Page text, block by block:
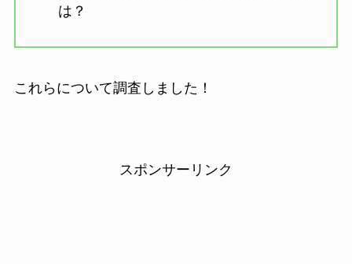
は？
これらについて調査しました！
スポンサーリンク